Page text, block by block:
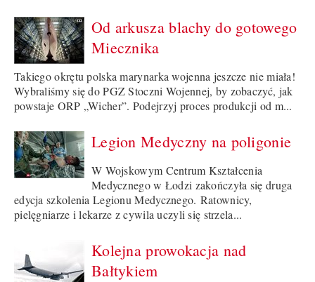
Od arkusza blachy do gotowego
Miecznika
Takiego okrętu polska marynarka wojenna jeszcze nie miała!
Wybraliśmy się do PGZ Stoczni Wojennej, by zobaczyć, jak
powstaje ORP „Wicher”. Podejrzyj proces produkcji od m...
Legion Medyczny na poligonie
W Wojskowym Centrum Kształcenia
Medycznego w Łodzi zakończyła się druga
edycja szkolenia Legionu Medycznego. Ratownicy,
pielęgniarze i lekarze z cywila uczyli się strzela...
Kolejna prowokacja nad
Bałtykiem